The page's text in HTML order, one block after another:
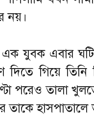
নয়।
এক যুবক এবার
দিতে গিয়ে
পরেও তালা
হাসপাতালে